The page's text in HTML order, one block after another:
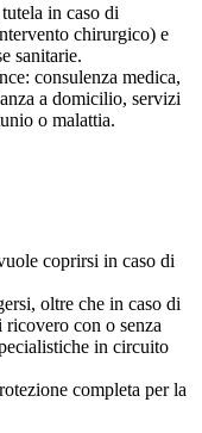
in caso di
chirurgico) e
sanitarie.
consulenza medica,
a domicilio, servizi
o malattia.
coprirsi in caso di
oltre che in caso di
con o senza
in circuito
completa per la